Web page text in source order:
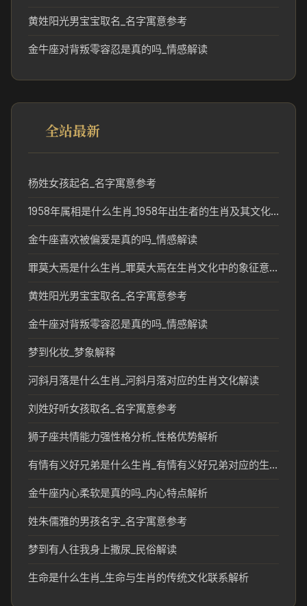
黄姓阳光男宝宝取名_名字寓意参考
金牛座对背叛零容忍是真的吗_情感解读
全站最新
杨姓女孩起名_名字寓意参考
1958年属相是什么生肖_1958年出生者的生肖及其文化意义
金牛座喜欢被偏爱是真的吗_情感解读
罪莫大焉是什么生肖_罪莫大焉在生肖文化中的象征意义解析
黄姓阳光男宝宝取名_名字寓意参考
金牛座对背叛零容忍是真的吗_情感解读
梦到化妆_梦象解释
河斜月落是什么生肖_河斜月落对应的生肖文化解读
刘姓好听女孩取名_名字寓意参考
狮子座共情能力强性格分析_性格优势解析
有情有义好兄弟是什么生肖_有情有义好兄弟对应的生肖文化解读
金牛座内心柔软是真的吗_内心特点解析
姓朱儒雅的男孩名字_名字寓意参考
梦到有人往我身上撒尿_民俗解读
生命是什么生肖_生命与生肖的传统文化联系解析